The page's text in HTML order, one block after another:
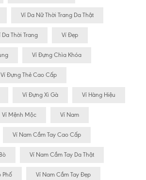
Ví Da Nữ Thời Trang Da Thật
Da Thời Trang Ví Đẹp
Ví Đựng Chìa Khóa
Ví Đựng Thẻ Cao Cấp
Ví Đựng Xì Gà Ví Hàng Hiệu
Ví Mệnh Mộc Ví Nam
Ví Nam Cầm Tay Cao Cấp
Ví Nam Cầm Tay Da Thật
Phố Ví Nam Cầm Tay Đẹp